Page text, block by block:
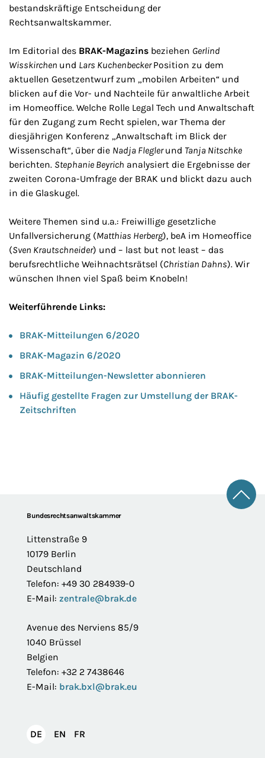
bestandskräftige Entscheidung der
Rechtsanwaltskammer.
Im Editorial des BRAK-Magazins beziehen Gerlind
Wisskirchen und Lars KuchenbeckerPosition zu dem
aktuellen Gesetzentwurf zum „mobilen Arbeiten“ und
blicken auf die Vor- und Nachteile für anwaltliche Arbeit
im Homeoffice. Welche Rolle Legal Tech und Anwaltschaft
für den Zugang zum Recht spielen, war Thema der
diesjährigen Konferenz „Anwaltschaft im Blick der
Wissenschaft“, über die Nadja Fleglerund Tanja Nitschke
berichten. Stephanie Beyrich analysiert die Ergebnisse der
zweiten Corona-Umfrage der BRAK und blickt dazu auch
in die Glaskugel.
Weitere Themen sind u.a.: Freiwillige gesetzliche
Unfallversicherung (Matthias Herberg), beA im Homeoffice
(Sven Krautschneider) und – last but not least – das
berufsrechtliche Weihnachtsrätsel (Christian Dahns). Wir
wünschen Ihnen viel Spaß beim Knobeln!
Weiterführende Links:
BRAK-Mitteilungen 6/2020
BRAK-Magazin 6/2020
BRAK-Mitteilungen-Newsletter abonnieren
Häufig gestellte Fragen zur Umstellung der BRAK-
Zeitschriften
FooterBundesrechtsanwaltskammer
Littenstraße 9
10179 Berlin
Deutschland
Telefon: +49 30 284939-0
E-Mail: zentrale@brak.de
Avenue des Nerviens 85/9
1040 Brüssel
Belgien
Telefon: +32 2 7438646
E-Mail: brak.bxl@brak.eu
DEDeutsch
EN English
FR